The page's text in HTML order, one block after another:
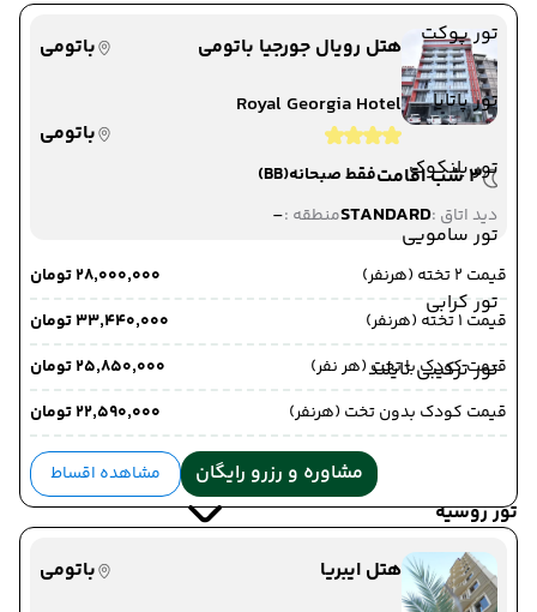
تور پوکت
تور پاتایا
تور بانکوک
تور سامویی
تور کرابی
تور ترکیبی تایلند
تور روسیه
هتل رویال جورجیا باتومی
باتومی
Royal Georgia Hotel
باتومی
3 شب اقامت
فقط صبحانه(BB)
دید اتاق :STANDARDمنطقه :-
قیمت 2 تخته (هرنفر)
۲۸٬۰۰۰٬۰۰۰ تومان
قیمت 1 تخته (هرنفر)
۳۳٬۴۴۰٬۰۰۰ تومان
قیمت کودک با تخت (هر نفر)
۲۵٬۸۵۰٬۰۰۰ تومان
قیمت کودک بدون تخت (هرنفر)
۲۲٬۵۹۰٬۰۰۰ تومان
مشاوره و رزرو رایگان مشاهده اقساط
هتل ایبریا
باتومی